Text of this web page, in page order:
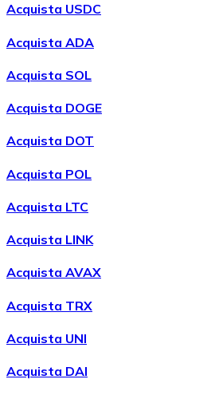
XRP
XRP
Bonifico SEPA
Aggiungi fondi al tuo conto
Acquista USDC
Acquista ADA
Acquista SOL
Acquista DOGE
Acquista DOT
Acquista POL
Acquista LTC
Acquista LINK
Acquista AVAX
Acquista TRX
Acquista UNI
Acquista DAI